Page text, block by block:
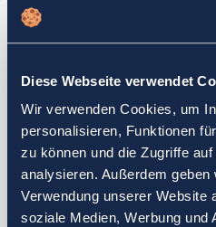
Diese Webseite verwendet
Wir verwenden Cookies, um
personalisieren, Funktionen
zu können und die Zugriffe
analysieren. Außerdem
Verwendung unserer Website
soziale Medien, Werbung und